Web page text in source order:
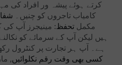
کرتے ہوئے پیشہ ور افراد کی
کامیاب تاجروں کو چنیں۔
مکمل تحفظ: مینیجرز آپ کی
ہیں لیکن آپ کے سرمائے کو
ہے۔ آپ ہر تجارت پر کنٹرول
کسی بھی وقت رقم نکلوائیں,